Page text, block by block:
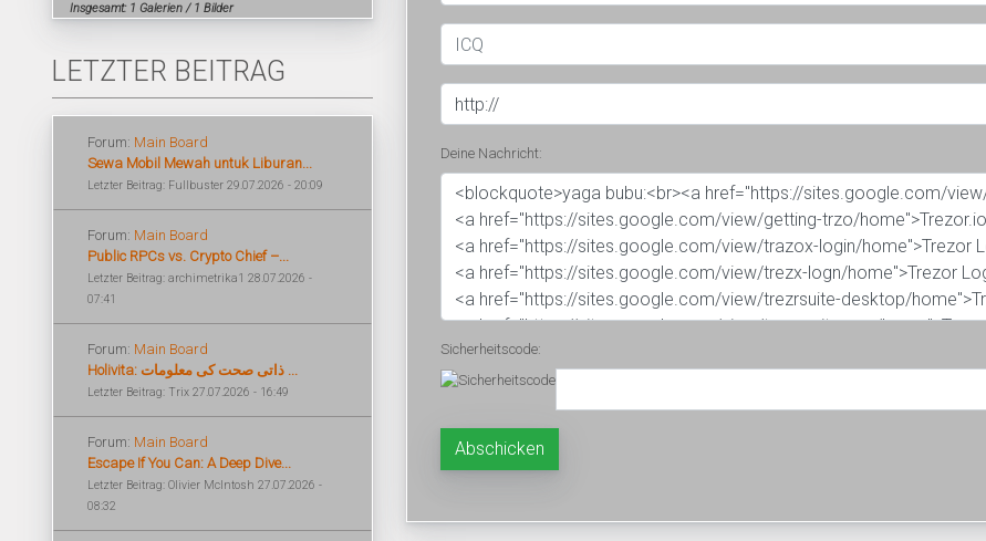
Insgesamt: 1 Galerien / 1 Bilder
LETZTER BEITRAG
Forum: Main Board
Sewa Mobil Mewah untuk Liburan...
Letzter Beitrag: Fullbuster 29.07.2026 - 20:09
Forum: Main Board
Public RPCs vs. Crypto Chief –...
Letzter Beitrag: archimetrika1 28.07.2026 -
07:41
Forum: Main Board
Holivita: ذاتی صحت کی معلومات ...
Letzter Beitrag: Trix 27.07.2026 - 16:49
Forum: Main Board
Escape If You Can: A Deep Dive...
Letzter Beitrag: Olivier McIntosh 27.07.2026 -
08:32
Deine Nachricht:
Sicherheitscode: